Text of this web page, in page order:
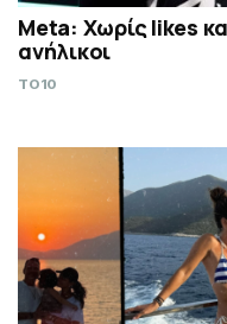
Meta: Χωρίς likes
ανήλικοι
TO10